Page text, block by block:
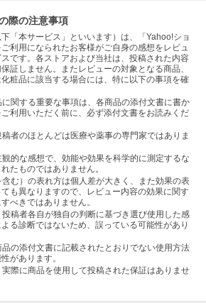
際の注意事項
下「本サービス」といいます）は、「Yahoo!ショ
利用になられたお客様がご自身の感想をレビュ
です。各ストアおよび当社は、投稿された内容
証しません。またレビューの対象となる商品、
粧品に該当する場合には、特に以下の事項を確
関する重要な事項は、各商品の添付文書に書か
利用いただく前に、必ず添付文書をお読みくだ
者のほとんどは医療や薬事の専門家ではありま
的な感想で、効能や効果を科学的に測定するな
たものではありません。
む）の表れ方は個人差が大きく、また効果の表
も異なりますので、レビュー内容の効果に関す
べきではありません。
稿者各自が独自の判断に基づき選び使用した感
る診断ではないため、誤っている可能性があり
の添付文書に記載されたとおりでない使用方法
があります。
際に商品を使用して投稿された保証はありませ